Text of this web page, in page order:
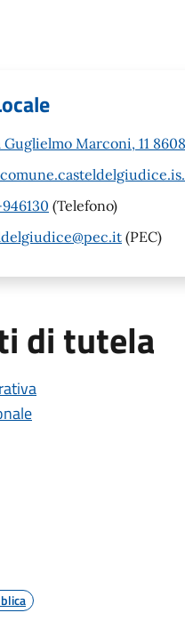
Guglielmo Marconi, 11
(Telefono)
(PEC)
di tutela